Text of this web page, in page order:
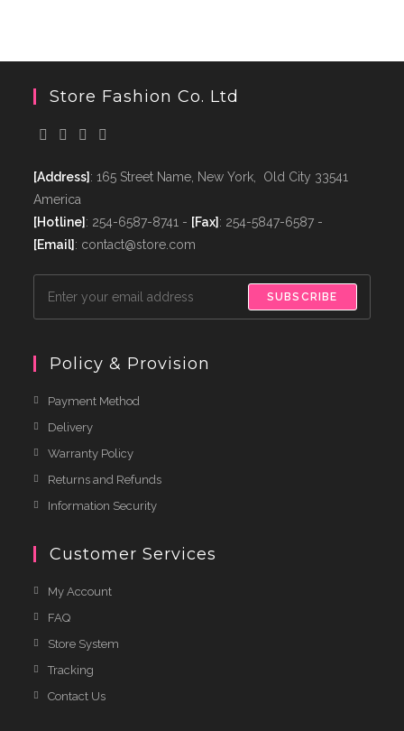
Store Fashion Co. Ltd
[Address]: 165 Street Name, New York, Old City 33541
America
[Hotline]: 254-6587-8741 - [Fax]: 254-5847-6587 -
[Email]: contact@store.com
SUBSCRIBE
Policy & Provision
Payment Method
Delivery
Warranty Policy
Returns and Refunds
Information Security
Customer Services
My Account
FAQ
Store System
Tracking
Contact Us